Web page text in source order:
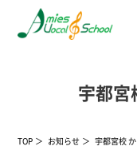
宇都宮
TOP お知らせ 宇都宮校